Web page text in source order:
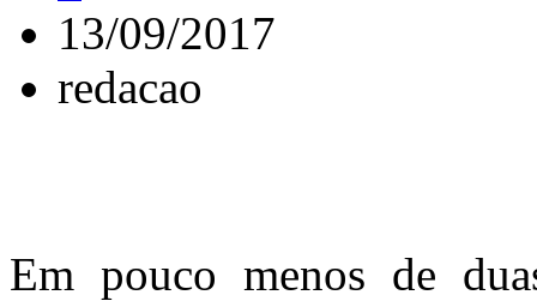
13/09/2017
redacao
Em pouco menos de